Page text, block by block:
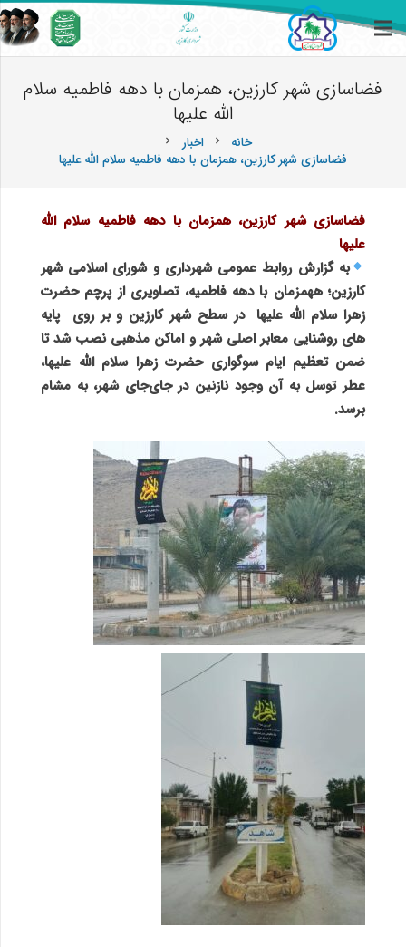
فضاسازی شهر کارزین، همزمان با دهه فاطمیه سلام
الله علیها
خانه chevron_right اخبار chevron_right
فضاسازی شهر کارزین، همزمان با دهه فاطمیه سلام الله علیها
فضاسازی شهر کارزین، همزمان با دهه فاطمیه سلام الله
علیها
به گزارش روابط عمومی شهرداری و شورای اسلامی شهر
کارزین؛ ههمزمان با دهه فاطمیه، تصاویری از پرچم حضرت
زهرا سلام الله علیها در سطح شهر کارزین و بر روی پایه
های روشنایی معابر اصلی شهر و اماکن مذهبی نصب شد تا
ضمن تعظیم ایام سوگواری حضرت زهرا سلام الله علیها،
عطر توسل به آن وجود نازنین در جای‌جای شهر، به مشام
برسد.